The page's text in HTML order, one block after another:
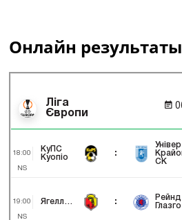
Онлайн результаты